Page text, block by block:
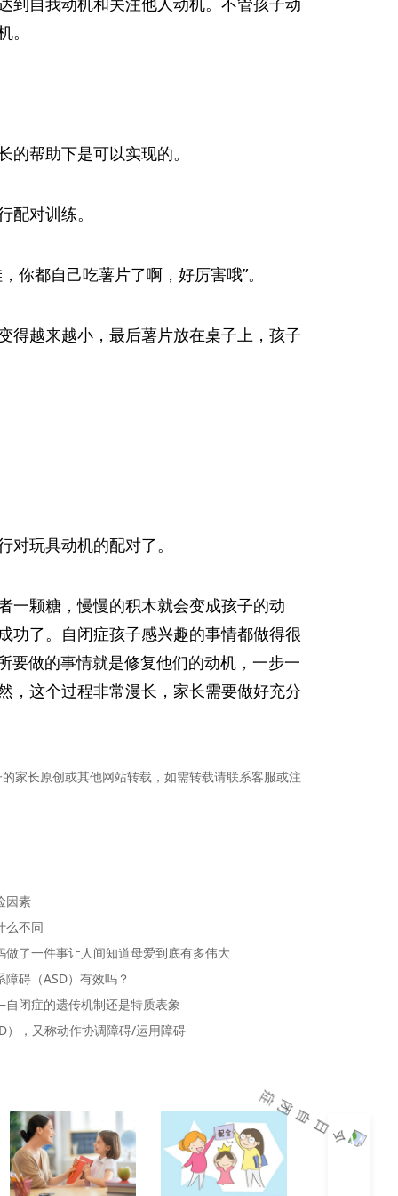
帮助下是可以实现的。
对训练。
你都自己吃薯片了啊，好厉害哦”。
得越来越小，最后薯片放在桌子上，孩子
玩具动机的配对了。
一颗糖，慢慢的积木就会变成孩子的动
功了。自闭症孩子感兴趣的事情都做得很
要做的事情就是修复他们的动机，一步一
，这个过程非常漫长，家长需要做好充分
家长原创或其他网站转载，如需转载请联系客服或注
因素
么不同
做了一件事让人间知道母爱到底有多伟大
碍（ASD）有效吗？
闭症的遗传机制还是特质表象
），又称动作协调障碍/运用障碍